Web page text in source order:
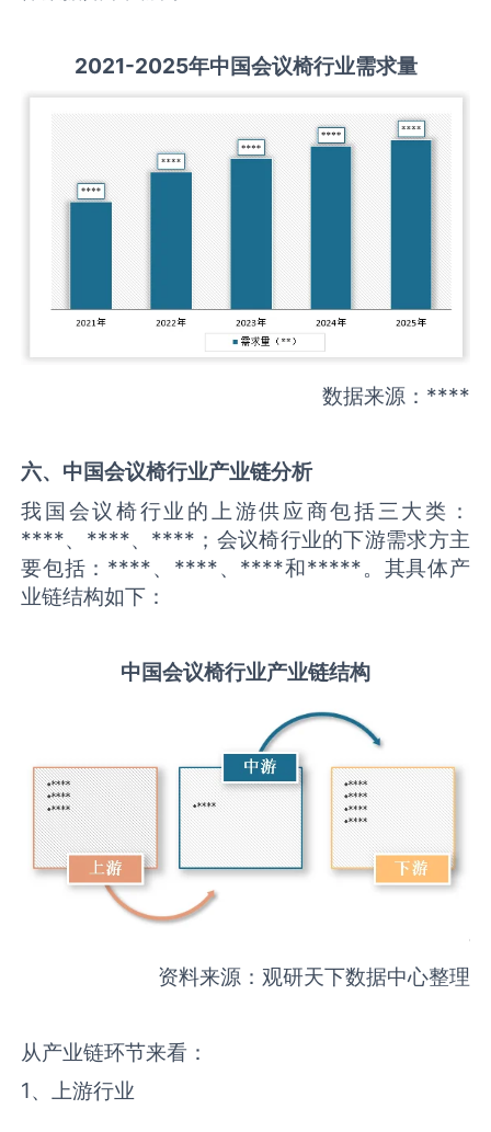
2021-2025年中国会议椅行业需求量
数据来源：****
六、中国会议椅行业产业链分析
我国会议椅行业的上游供应商包括三大类：
****、****、****；会议椅行业的下游需求方主
要包括：****、****、****和*****。其具体产
业链结构如下：
中国会议椅行业产业链结构
资料来源：观研天下数据中心整理
从产业链环节来看：
1、上游行业